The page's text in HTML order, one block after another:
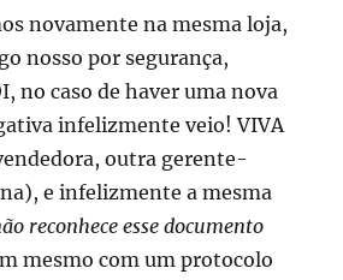
novamente na mesma loja,
nosso por segurança,
no caso de haver uma nova
infelizmente veio! VIVA
outra gerente-
e infelizmente a mesma
reconhece esse documento
mesmo com um protocolo